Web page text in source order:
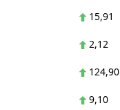
15,91
2,12
124,90
9,10